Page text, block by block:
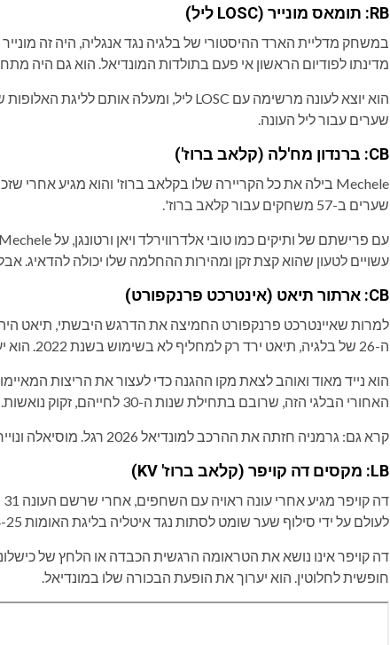
RB: תומאס מונייר (LOSC ליל)
במשחק מדליית הארד ההיסטורי של בלגיה נגד אנגליה, היה זה
מדינתו לפודיום הראשון אי פעם בתולדות המונדיאל. הוא גם היה
שערים עבור ליל העונה.
CB: ברנדון מח'לה (קלאב ברוז')
שערים ב-57 משחקים עבור קלאב ברוז'.
עשויים לטעון שהוא קצת זקן ומהירות ההחלמה שלו יכולה להדאיג.
CB: ארתור תיאט (אינטרכט פרנקפורט)
ה-26 של בלגיה, תיאט ירד רק למחליף לא בשימוש בשנת 2022. הוא יערוך את הופעת הבכורה הצפויה שלו במונדיאל.
הוא נייד מאוד ואוהב לצאת מקו ההגנה כדי לעצור את הריצות
האחורי הבלגי הזה, שרובם בתחילת שנות ה-30 לחייהם, זקוק נואשות.
קרא גם: גרמניה חזתה את ההרכב למונדיאל 2026 רגל. מוסיאלה ונוייר
LB: מקסים דה קויפר (קלאב ברוז' KV)
לעולם על ידי סילוף שער שומט לסתות נגד איטליה בליגת האומות 2024-25 של אופ"א.
דה קויפר אינו נושא את הטראומה הרגשית הכבדה או הלחץ של
חופשית לחלוטין. הוא יערוך את הופעת הבכורה שלו במונדיאל.